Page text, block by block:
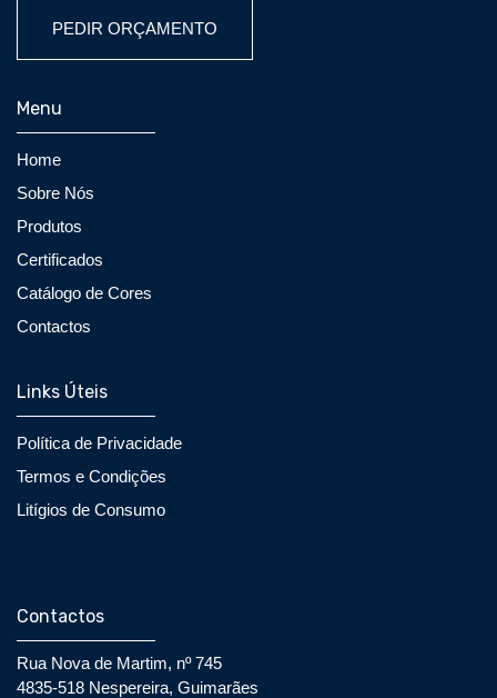
PEDIR ORÇAMENTO
Menu
Home
Sobre Nós
Produtos
Certificados
Catálogo de Cores
Contactos
Links Úteis
Política de Privacidade
Termos e Condições
Litígios de Consumo
Contactos
Rua Nova de Martim, nº 745
4835-518 Nespereira, Guimarães